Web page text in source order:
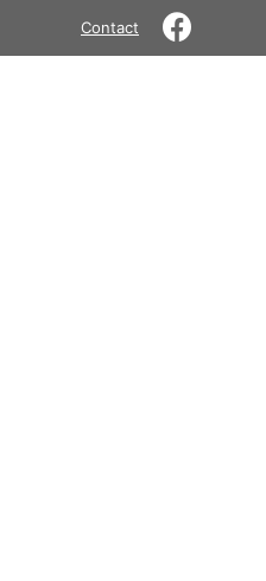
Contact